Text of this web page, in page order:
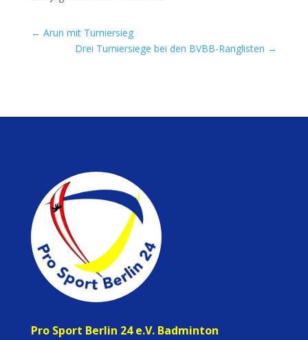
← Arun mit Turniersieg
Drei Turniersiege bei den BVBB-Ranglisten →
Pro Sport Berlin 24 e.V. Badminton